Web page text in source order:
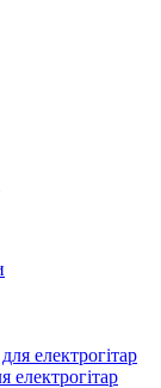
електрогітар